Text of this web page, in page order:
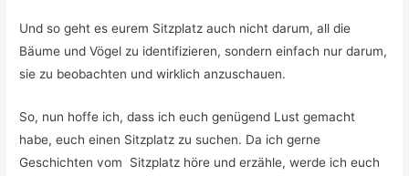
Und so geht es eurem Sitzplatz auch nicht darum, all die
Bäume und Vögel zu identifizieren, sondern einfach nur darum,
sie zu beobachten und wirklich anzuschauen.
So, nun hoffe ich, dass ich euch genügend Lust gemacht
habe, euch einen Sitzplatz zu suchen. Da ich gerne
Geschichten vom Sitzplatz höre und erzähle, werde ich euch